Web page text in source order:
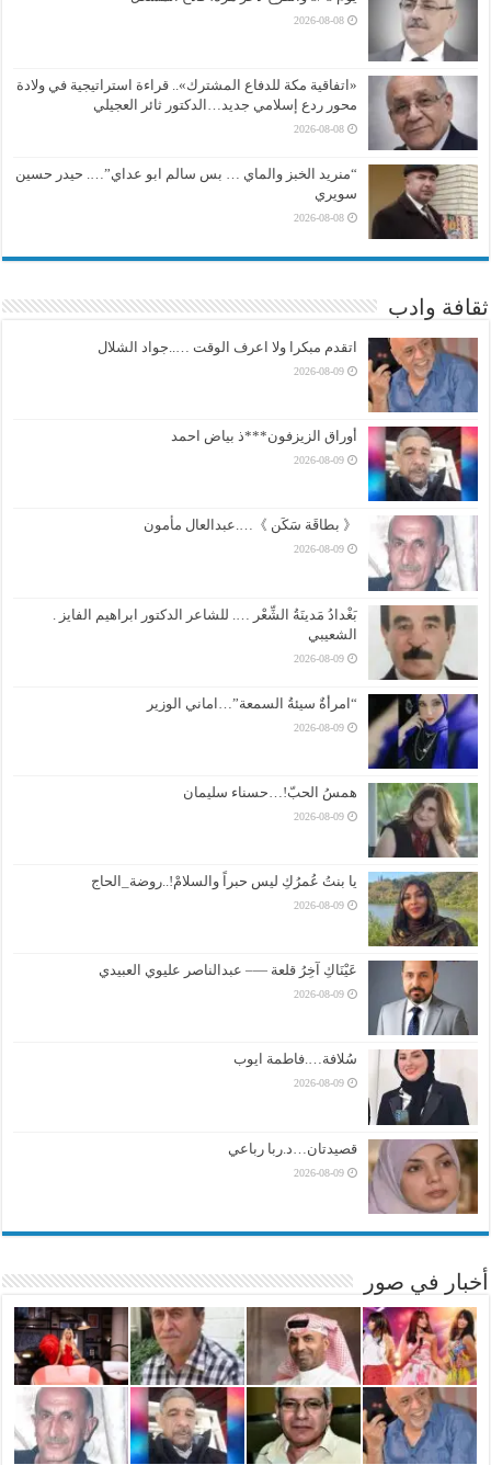
2026-08-08
«اتفاقية مكة للدفاع المشترك».. قراءة استراتيجية في ولادة
محور ردع إسلامي جديد…الدكتور ثائر العجيلي
2026-08-08
“منريد الخبز والماي … بس سالم ابو عداي”…. حيدر حسين
سويري
2026-08-08
ثقافة وادب
اتقدم مبكرا ولا اعرف الوقت …..جواد الشلال
2026-08-09
أوراق الزيزفون***ذ بياض احمد
2026-08-09
《 بطاقَة سَكَن 》….عبدالعال مأمون
2026-08-09
بَغْدادُ مَدينَةُ الشِّعْر …. للشاعر الدكتور ابراهيم الفايز .
الشعيبي
2026-08-09
“امرأةٌ سيئةُ السمعة”…اماني الوزير
2026-08-09
همسُ الحبّ!…حسناء سليمان
2026-08-09
يا بنتُ عُمرُكِ ليس حبراً والسلامْ!..روضة_الحاج
2026-08-09
عَيْنَاكِ آخِرُ قلعة —– عبدالناصر عليوي العبيدي
2026-08-09
سُلافة….فاطمة ايوب
2026-08-09
قصيدتان…د.ربا رباعي
2026-08-09
أخبار في صور